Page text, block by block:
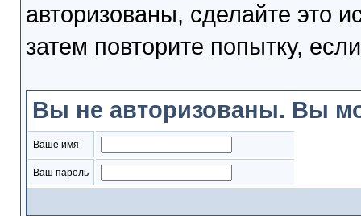
авторизованы, сделайте это
затем повторите попытку,
Вы не авторизованы. Вы
Ваше имя
Ваш пароль